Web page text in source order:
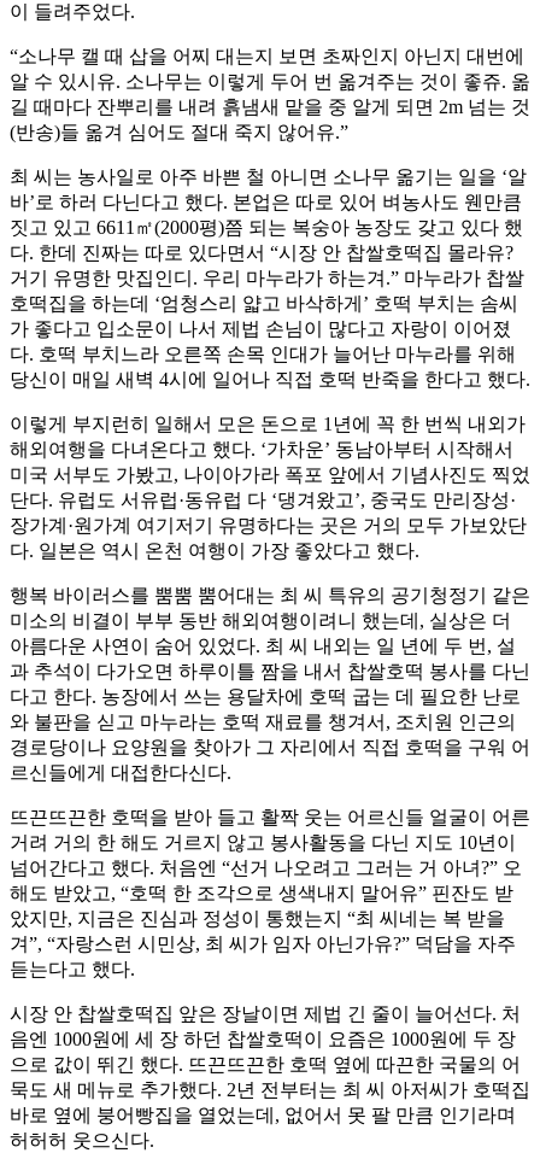
이 들려주었다.
“소나무 캘 때 삽을 어찌 대는지 보면 초짜인지 아닌지 대번에
알 수 있시유. 소나무는 이렇게 두어 번 옮겨주는 것이 좋쥬. 옮
길 때마다 잔뿌리를 내려 흙냄새 맡을 중 알게 되면 2m 넘는 것
(반송)들 옮겨 심어도 절대 죽지 않어유.”
최 씨는 농사일로 아주 바쁜 철 아니면 소나무 옮기는 일을 ‘알
바’로 하러 다닌다고 했다. 본업은 따로 있어 벼농사도 웬만큼
짓고 있고 6611㎡(2000평)쯤 되는 복숭아 농장도 갖고 있다 했
다. 한데 진짜는 따로 있다면서 “시장 안 찹쌀호떡집 몰라유?
거기 유명한 맛집인디. 우리 마누라가 하는겨.” 마누라가 찹쌀
호떡집을 하는데 ‘엄청스리 얇고 바삭하게’ 호떡 부치는 솜씨
가 좋다고 입소문이 나서 제법 손님이 많다고 자랑이 이어졌
다. 호떡 부치느라 오른쪽 손목 인대가 늘어난 마누라를 위해
당신이 매일 새벽 4시에 일어나 직접 호떡 반죽을 한다고 했다.
이렇게 부지런히 일해서 모은 돈으로 1년에 꼭 한 번씩 내외가
해외여행을 다녀온다고 했다. ‘가차운’ 동남아부터 시작해서
미국 서부도 가봤고, 나이아가라 폭포 앞에서 기념사진도 찍었
단다. 유럽도 서유럽·동유럽 다 ‘댕겨왔고’, 중국도 만리장성·
장가계·원가계 여기저기 유명하다는 곳은 거의 모두 가보았단
다. 일본은 역시 온천 여행이 가장 좋았다고 했다.
행복 바이러스를 뿜뿜 뿜어대는 최 씨 특유의 공기청정기 같은
미소의 비결이 부부 동반 해외여행이려니 했는데, 실상은 더
아름다운 사연이 숨어 있었다. 최 씨 내외는 일 년에 두 번, 설
과 추석이 다가오면 하루이틀 짬을 내서 찹쌀호떡 봉사를 다닌
다고 한다. 농장에서 쓰는 용달차에 호떡 굽는 데 필요한 난로
와 불판을 싣고 마누라는 호떡 재료를 챙겨서, 조치원 인근의
경로당이나 요양원을 찾아가 그 자리에서 직접 호떡을 구워 어
르신들에게 대접한다신다.
뜨끈뜨끈한 호떡을 받아 들고 활짝 웃는 어르신들 얼굴이 어른
거려 거의 한 해도 거르지 않고 봉사활동을 다닌 지도 10년이
넘어간다고 했다. 처음엔 “선거 나오려고 그러는 거 아녀?” 오
해도 받았고, “호떡 한 조각으로 생색내지 말어유” 핀잔도 받
았지만, 지금은 진심과 정성이 통했는지 “최 씨네는 복 받을
겨”, “자랑스런 시민상, 최 씨가 임자 아닌가유?” 덕담을 자주
듣는다고 했다.
시장 안 찹쌀호떡집 앞은 장날이면 제법 긴 줄이 늘어선다. 처
음엔 1000원에 세 장 하던 찹쌀호떡이 요즘은 1000원에 두 장
으로 값이 뛰긴 했다. 뜨끈뜨끈한 호떡 옆에 따끈한 국물의 어
묵도 새 메뉴로 추가했다. 2년 전부터는 최 씨 아저씨가 호떡집
바로 옆에 붕어빵집을 열었는데, 없어서 못 팔 만큼 인기라며
허허허 웃으신다.